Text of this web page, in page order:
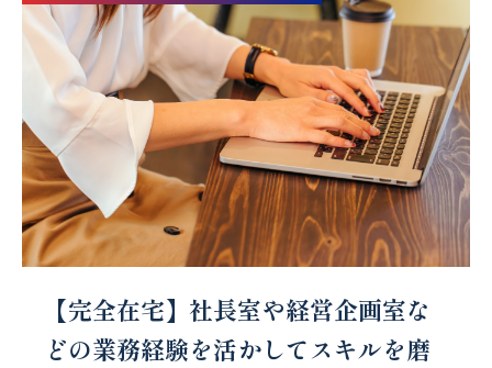
【完全在宅】社長室や経営企画室な
どの業務経験を活かしてスキルを磨